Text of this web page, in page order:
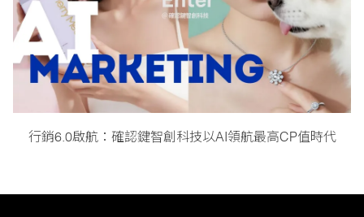
行銷6.0啟航：確認鍵智創科技以AI領航最高CP值時代